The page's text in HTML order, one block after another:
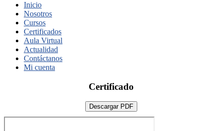
Inicio
Nosotros
Cursos
Certificados
Aula Virtual
Actualidad
Contáctanos
Mi cuenta
Certificado
Descargar PDF